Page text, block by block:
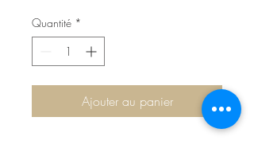
Quantité *
Ajouter au panier